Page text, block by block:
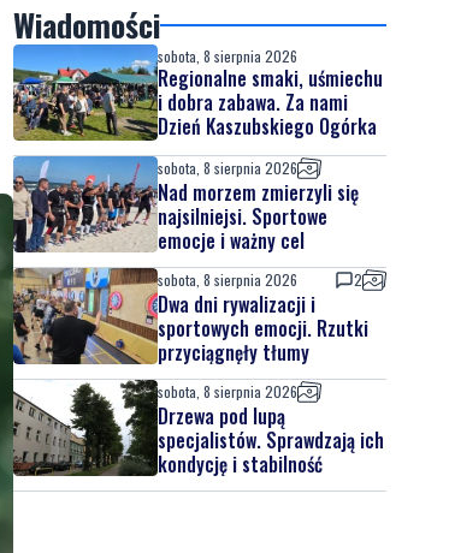
Wiadomości
sobota, 8 sierpnia 2026
Regionalne smaki, uśmiechu
i dobra zabawa. Za nami
Dzień Kaszubskiego Ogórka
sobota, 8 sierpnia 2026
Nad morzem zmierzyli się
najsilniejsi. Sportowe
emocje i ważny cel
sobota, 8 sierpnia 2026 2
Dwa dni rywalizacji i
sportowych emocji. Rzutki
przyciągnęły tłumy
sobota, 8 sierpnia 2026
Drzewa pod lupą
specjalistów. Sprawdzają ich
kondycję i stabilność